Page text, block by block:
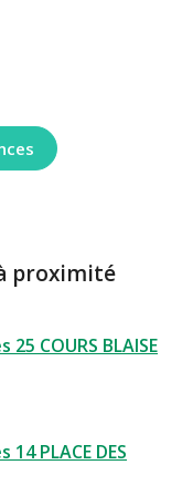
proximité
COURS BLAISE
PLACE DES